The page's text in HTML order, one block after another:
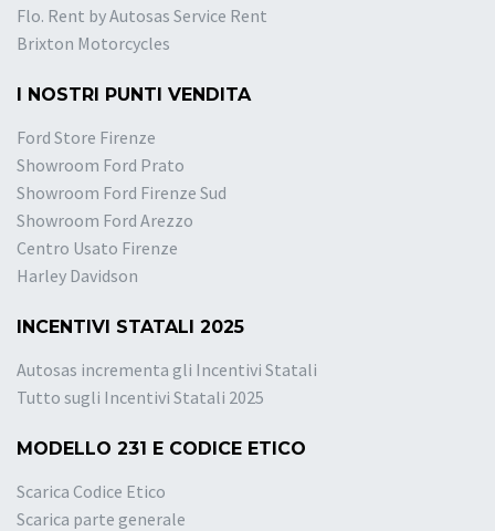
Flo. Rent by Autosas Service Rent
Brixton Motorcycles
I NOSTRI PUNTI VENDITA
Ford Store Firenze
Showroom Ford Prato
Showroom Ford Firenze Sud
Showroom Ford Arezzo
Centro Usato Firenze
Harley Davidson
INCENTIVI STATALI 2025
Autosas incrementa gli Incentivi Statali
Tutto sugli Incentivi Statali 2025
MODELLO 231 E CODICE ETICO
Scarica Codice Etico
Scarica parte generale